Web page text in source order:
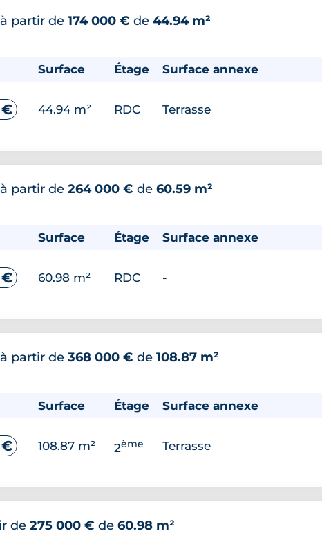
à partir de 174 000 € de 44.94 m²
Surface Étage Surface annexe
€ 44.94 m² RDC Terrasse
à partir de 264 000 € de 60.59 m²
Surface Étage Surface annexe
€ 60.98 m² RDC -
à partir de 368 000 € de 108.87 m²
Surface Étage Surface annexe
€ 108.87 m² 2ème Terrasse
de 275 000 € de 60.98 m²